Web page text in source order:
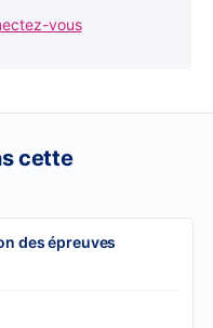
vous
cette
des épreuves